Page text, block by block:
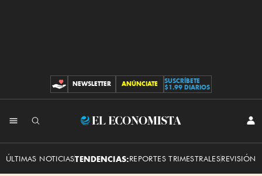
CONTRIBUCIONES
NEWSLETTER ANÚNCIATE
SUSCRÍBETE
$1.99 DIARIOS
El
ÚLTIMAS NOTICIASTENDENCIAS:REPORTES TRIMESTRALESREVISIÓN